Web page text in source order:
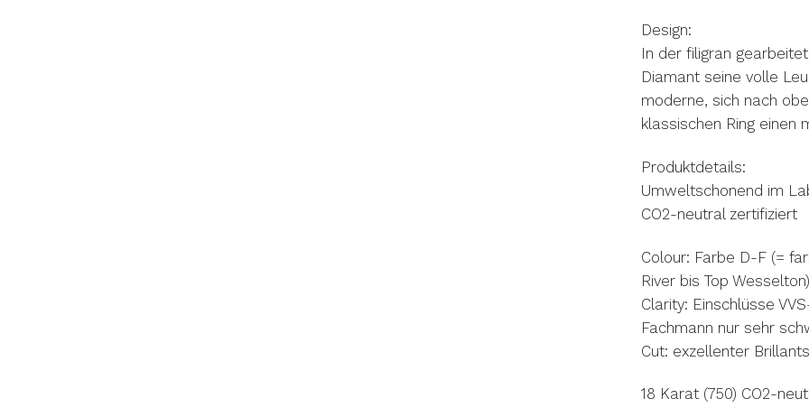
Design:
In der filigran
Diamant seine volle
moderne, sich nach
klassischen Ring einen
Produktdetails:
Umweltschonend im
CO2-neutral zertifiziert
Colour: Farbe D-F (=
River bis Top Wesselton)
Clarity: Einschlüsse
Fachmann nur sehr
Cut: exzellenter
18 Karat (750) CO2-